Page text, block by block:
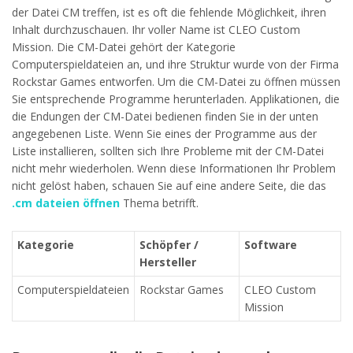
der Datei CM treffen, ist es oft die fehlende Möglichkeit, ihren
Inhalt durchzuschauen. Ihr voller Name ist CLEO Custom
Mission. Die CM-Datei gehört der Kategorie
Computerspieldateien an, und ihre Struktur wurde von der Firma
Rockstar Games entworfen. Um die CM-Datei zu öffnen müssen
Sie entsprechende Programme herunterladen. Applikationen, die
die Endungen der CM-Datei bedienen finden Sie in der unten
angegebenen Liste. Wenn Sie eines der Programme aus der
Liste installieren, sollten sich Ihre Probleme mit der CM-Datei
nicht mehr wiederholen. Wenn diese Informationen Ihr Problem
nicht gelöst haben, schauen Sie auf eine andere Seite, die das
.cm dateien öffnen Thema betrifft.
Kategorie
Schöpfer /
Hersteller
Software
Computerspieldateien Rockstar Games
CLEO Custom
Mission